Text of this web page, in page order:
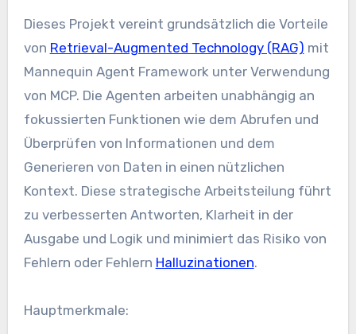
Dieses Projekt vereint grundsätzlich die Vorteile
von Retrieval-Augmented Technology (RAG) mit
Mannequin Agent Framework unter Verwendung
von MCP. Die Agenten arbeiten unabhängig an
fokussierten Funktionen wie dem Abrufen und
Überprüfen von Informationen und dem
Generieren von Daten in einen nützlichen
Kontext. Diese strategische Arbeitsteilung führt
zu verbesserten Antworten, Klarheit in der
Ausgabe und Logik und minimiert das Risiko von
Fehlern oder Fehlern Halluzinationen.
Hauptmerkmale: